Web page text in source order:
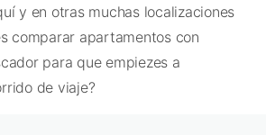
y en otras muchas localizaciones
comparar apartamentos con
para que empiezes a
de viaje?